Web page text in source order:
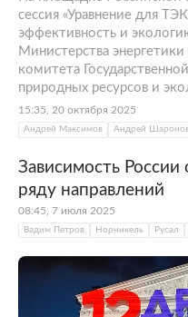
сессия «Уравнение для
эффективность и
Министерства
комитета
природных ресурсов и
15:35, 20 октября 2025
Андрей Максимов Андрей
Зависимость
ряду направлений
08:45, 7 июля 2025
Вадим Петров Норникель Русал